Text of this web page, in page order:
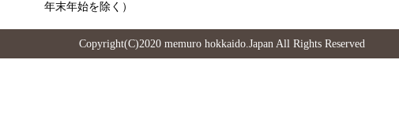
年末年始を除く）
Copyright(C)2020 memuro hokkaido.Japan All Rights Reserved